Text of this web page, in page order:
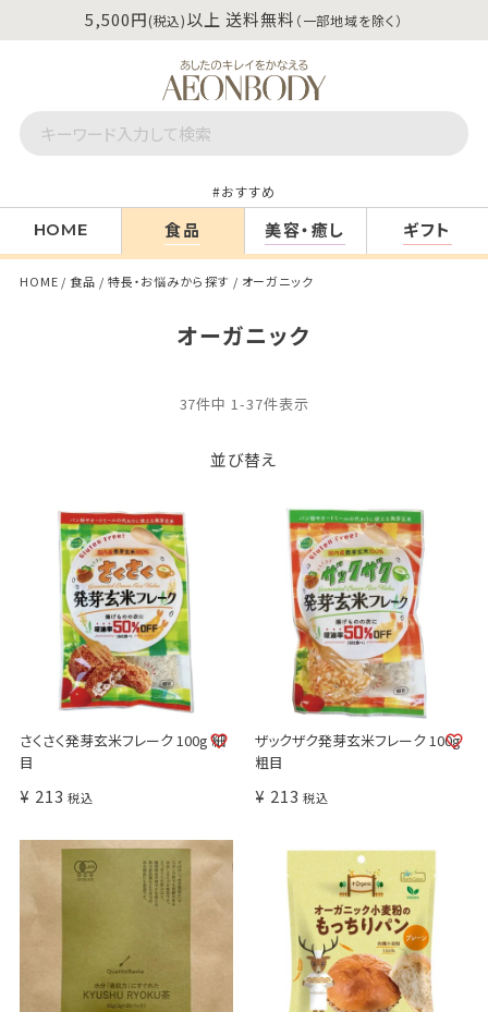
5,500円(税込)以上 送料無料 （一部地域を除く）
おすすめ
HOME 食品 美容・癒し ギフト
HOME 食品 特長・お悩みから探す オーガニック
オーガニック
並び替え
37件中 1 -37件表示
さくさく発芽玄米フレーク 100g 細
目
¥ 213 税込
ザックザク発芽玄米フレーク 100g
粗目
¥ 213 税込